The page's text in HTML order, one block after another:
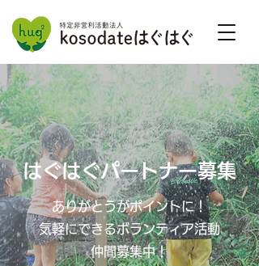
はぐはぐパートナー募集
ありがとうがポイントに！
気軽にできるボランティア活動
​仲間募集中！